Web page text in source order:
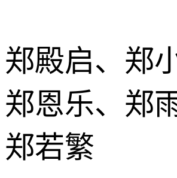
郑殿启、郑
郑恩乐、郑
郑若繁